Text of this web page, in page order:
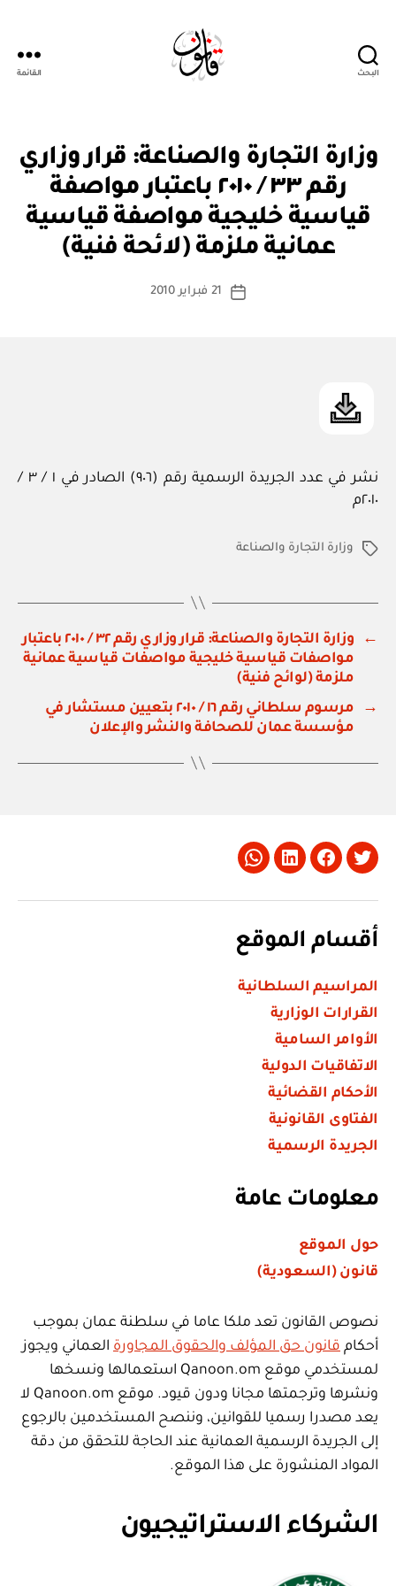
البحث القائمة
التصنيفاتق
روزارة التجارة والصناعة: قرار وزاري
رقم ٣٣ / ٢٠١٠ باعتبار مواصفة
قياسية خليجية مواصفة قياسية
عمانية ملزمة (لائحة فنية)
كاتب
بو
ا
س
ة
تاريخ
21 فبراير 2010
نشر في عدد الجريدة الرسمية رقم (٩٠٦) الصادر في ١ / ٣ /
٢٠١٠م
الوسوموزارة التجارة والصناعة
←
وزارة التجارة والصناعة: قرار وزاري رقم ٣٢ / ٢٠١٠ باعتبار
مواصفات قياسية خليجية مواصفات قياسية عمانية
ملزمة (لوائح فنية)
→
مرسوم سلطاني رقم ١٦ / ٢٠١٠ بتعيين مستشار في
مؤسسة عمان للصحافة والنشر والإعلان
Twitter
Facebook
LinkedIn
Whatsapp
أقسام الموقع
المراسيم السلطانية
القرارات الوزارية
الأوامر السامية
الاتفاقيات الدولية
الأحكام القضائية
الفتاوى القانونية
الجريدة الرسمية
معلومات عامة
حول الموقع
قانون (السعودية)
نصوص القانون تعد ملكا عاما في سلطنة عمان بموجب
أحكام قانون حق المؤلف والحقوق المجاورة العماني ويجوز
لمستخدمي موقع Qanoon.om استعمالها ونسخها
ونشرها وترجمتها مجانا ودون قيود. موقع Qanoon.om لا
يعد مصدرا رسميا للقوانين، وننصح المستخدمين بالرجوع
إلى الجريدة الرسمية العمانية عند الحاجة للتحقق من دقة
المواد المنشورة على هذا الموقع.
الشركاء الاستراتيجيون